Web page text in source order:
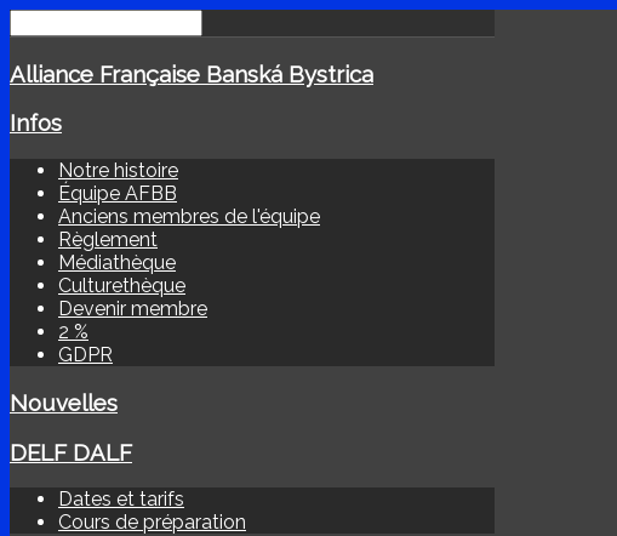
Alliance Française Banská Bystrica
Infos
Notre histoire
Équipe AFBB
Anciens membres de l'équipe
Règlement
Médiathèque
Culturethèque
Devenir membre
2 %
GDPR
Nouvelles
DELF DALF
Dates et tarifs
Cours de préparation